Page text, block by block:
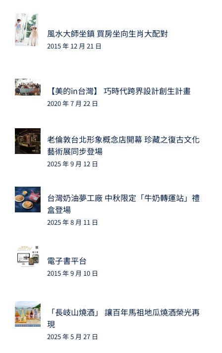
風水大師坐鎮 買房坐向生肖大配對
2015 年 12 月 21 日
【美的in台灣】 巧時代跨界設計創生計畫
2020 年 7 月 22 日
老倫敦台北形象概念店開幕 珍藏之復古文化
藝術展同步登場
2025 年 9 月 12 日
台灣奶油夢工廠 中秋限定「牛奶轉運站」禮
盒登場
2025 年 8 月 11 日
電子書平台
2015 年 9 月 10 日
「長岐山燒酒」 讓百年馬祖地瓜燒酒榮光再
現
2025 年 5 月 27 日